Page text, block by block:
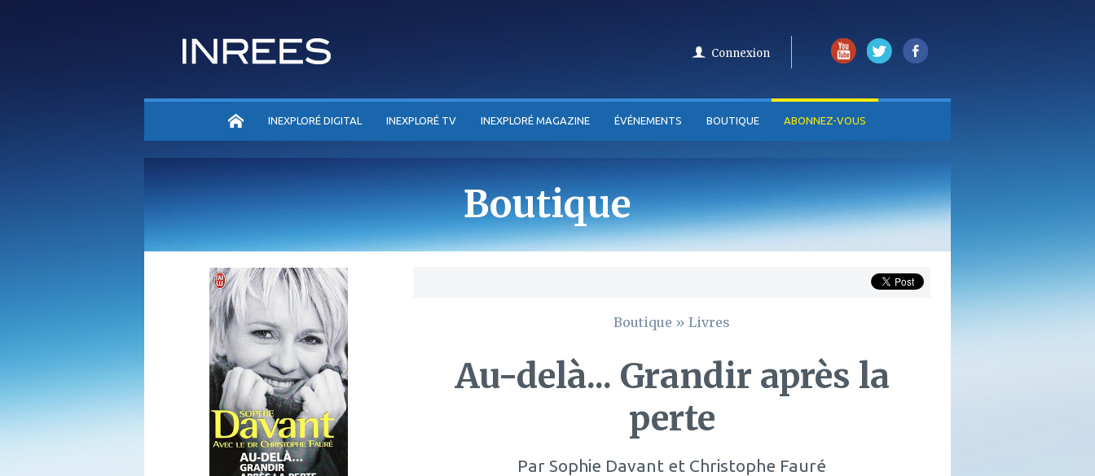
Connexion
ACCUEILINEXPLORÉ DIGITAL INEXPLORÉ TV INEXPLORÉ MAGAZINE ÉVÉNEMENTS BOUTIQUE ABONNEZ-VOUS
Boutique
Boutique » Livres
Au-delà... Grandir après la
perte
Par Sophie Davant et Christophe Fauré